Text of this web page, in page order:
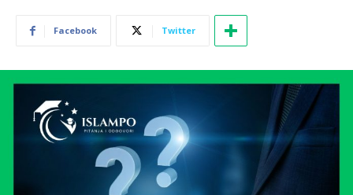
Facebook Twitter